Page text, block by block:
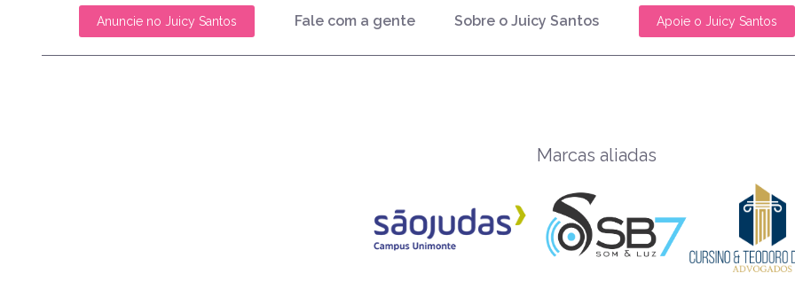
Anuncie no Juicy Santos Fale com a gente Sobre o Juicy Santos Apoie o Juicy Santos
Marcas aliadas